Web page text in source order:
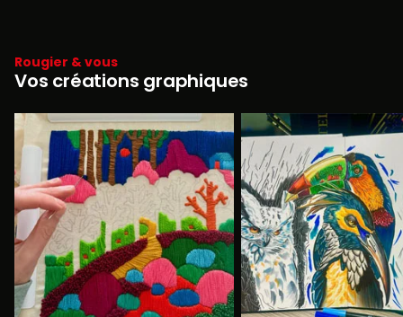
Rougier & vous
Vos créations graphiques